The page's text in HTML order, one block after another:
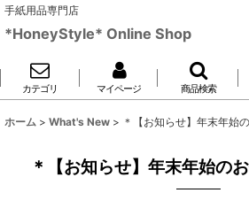
手紙用品専門店
*HoneyStyle* Online Shop
カテゴリ マイページ 商品検索
ホーム > What's New > ＊【お知らせ】年末年始
＊【お知らせ】年末年始の